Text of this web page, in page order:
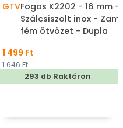
GTVFogas K2202 - 16 mm -
Szálcsiszolt inox -
fém ötvözet - Dupla
1 499 Ft
1 646 Ft
293 db Raktáron